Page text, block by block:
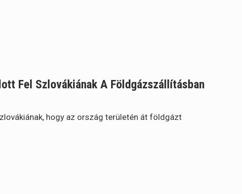
Fel Szlovákiának A Földgázszállításban
hogy az ország területén át földgázt